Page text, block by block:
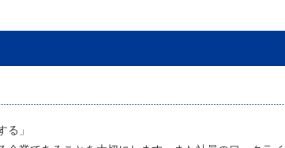
る」